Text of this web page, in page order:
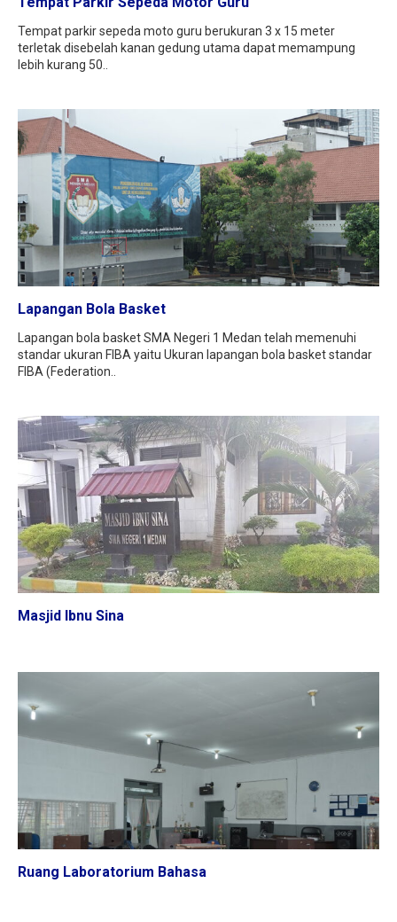
Tempat parkir sepeda moto guru berukuran 3 x 15 meter
terletak disebelah kanan gedung utama dapat memampung
lebih kurang 50..
Lapangan Bola Basket
Lapangan bola basket SMA Negeri 1 Medan telah memenuhi
standar ukuran FIBA yaitu Ukuran lapangan bola basket standar
FIBA (Federation..
Masjid Ibnu Sina
Ruang Laboratorium Bahasa